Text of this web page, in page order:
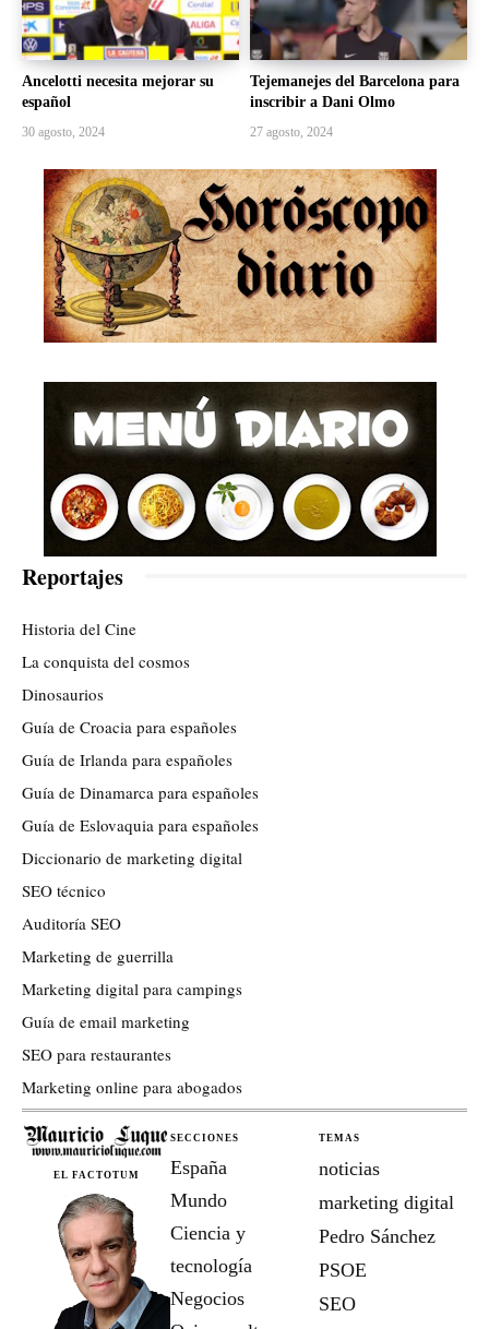
Ancelotti necesita mejorar su
español
30 agosto, 2024
Tejemanejes del Barcelona para
inscribir a Dani Olmo
27 agosto, 2024
Reportajes
Historia del Cine
La conquista del cosmos
Dinosaurios
Guía de Croacia para españoles
Guía de Irlanda para españoles
Guía de Dinamarca para españoles
Guía de Eslovaquia para españoles
Diccionario de marketing digital
SEO técnico
Auditoría SEO
Marketing de guerrilla
Marketing digital para campings
Guía de email marketing
SEO para restaurantes
Marketing online para abogados
EL FACTOTUM
SECCIONES
España
Mundo
Ciencia y
tecnología
Negocios
TEMAS
noticias
marketing digital
Pedro Sánchez
PSOE
SEO